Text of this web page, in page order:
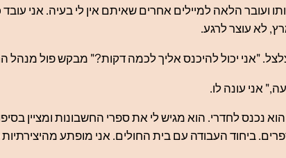
ועובר הלאה למיילים אחרים שאיתם אין לי בעיה. אני
לא עוצר לרגע.
"אני יכול להיכנס אליך לכמה דקות?" מבקש פול מנהל
אני עונה לו.
נכנס לחדרי. הוא מגיש לי את ספרי החשבונות
ביחוד העבודה עם בית החולים. אני מופתע